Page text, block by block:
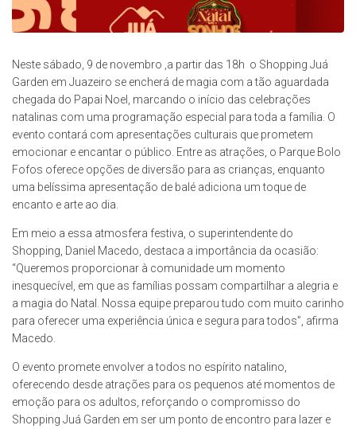
Neste sábado, 9 de novembro ,a partir das 18h o Shopping Juá
Garden em Juazeiro se encherá de magia com a tão aguardada
chegada do Papai Noel, marcando o início das celebrações
natalinas com uma programação especial para toda a família. O
evento contará com apresentações culturais que prometem
emocionar e encantar o público. Entre as atrações, o Parque Bolo
Fofos oferece opções de diversão para as crianças, enquanto
uma belíssima apresentação de balé adiciona um toque de
encanto e arte ao dia.
Em meio a essa atmosfera festiva, o superintendente do
Shopping, Daniel Macedo, destaca a importância da ocasião:
“Queremos proporcionar à comunidade um momento
inesquecível, em que as famílias possam compartilhar a alegria e
a magia do Natal. Nossa equipe preparou tudo com muito carinho
para oferecer uma experiência única e segura para todos”, afirma
Macedo.
O evento promete envolver a todos no espírito natalino,
oferecendo desde atrações para os pequenos até momentos de
emoção para os adultos, reforçando o compromisso do
Shopping Juá Garden em ser um ponto de encontro para lazer e